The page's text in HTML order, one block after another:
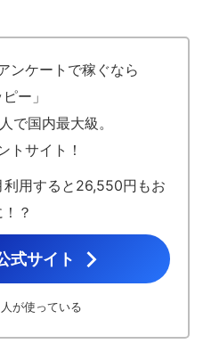
ンケートで稼ぐなら
ピー」
で国内最大級。
トサイト！
利用すると26,550円もお
？
式サイト
が使っている